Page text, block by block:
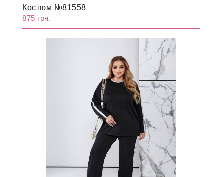
Костюм №81558
875 грн.